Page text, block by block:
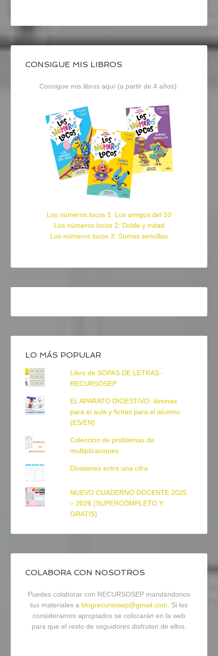
CONSIGUE MIS LIBROS
Consigue mis libros aquí (a partir de 4 años):
Los números locos 1: Los amigos del 10
Los números locos 2: Doble y mitad
Los números locos 3: Sumas sencillas
LO MÁS POPULAR
Libro de SOPAS DE LETRAS -
RECURSOSEP
EL APARATO DIGESTIVO: láminas
para el aula y fichas para el alumno
(ES/EN)
Colección de problemas de
multiplicaciones
Divisiones entre una cifra
NUEVO CUADERNO DOCENTE 2025
– 2026 (SUPERCOMPLETO Y
GRATIS)
COLABORA CON NOSOTROS
Puedes colaborar con RECURSOSEP mandándonos
tus materiales a blogrecursosep@gmail.com. Si los
consideramos apropiados se colocarán en la web
para que el resto de seguidores disfruten de ellos.